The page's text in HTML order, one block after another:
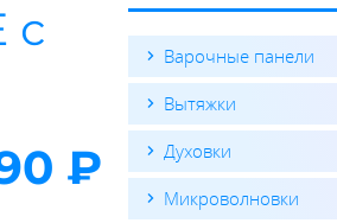
с
₽
Варочные панели
Вытяжки
Духовки
Микроволновки